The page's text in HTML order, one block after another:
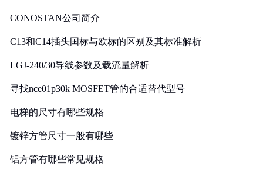
CONOSTAN公司简介
C13和C14插头国标与欧标的区别及其标准解析
LGJ-240/30导线参数及载流量解析
寻找nce01p30k MOSFET管的合适替代型号
电梯的尺寸有哪些规格
镀锌方管尺寸一般有哪些
铝方管有哪些常见规格